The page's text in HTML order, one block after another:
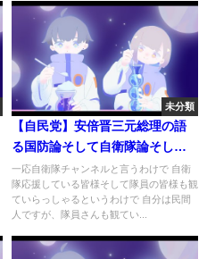
未分類
【自民党】安倍晋三元総理の語
る国防論そして自衛隊論そして
憲法改正 令和4年5月5日愛媛県
松山市
一応自衛隊チャンネルと言うわけで 自衛
隊応援している皆様そして隊員の皆様も観
ていらっしゃるというわけで 自分は民間
人ですが、隊員さんも観てい...